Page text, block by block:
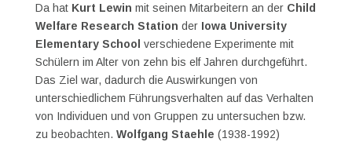
Da hat Kurt Lewin mit seinen Mitarbeitern an der Child
Welfare Research Station der Iowa University
Elementary School verschiedene Experimente mit
Schülern im Alter von zehn bis elf Jahren durchgeführt.
Das Ziel war, dadurch die Auswirkungen von
unterschiedlichem Führungsverhalten auf das Verhalten
von Individuen und von Gruppen zu untersuchen bzw.
zu beobachten. Wolfgang Staehle (1938-1992)